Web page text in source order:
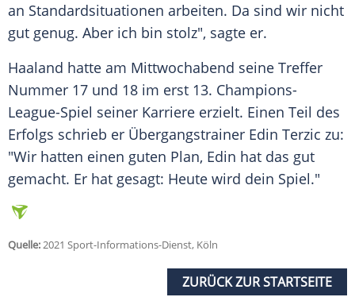
an Standardsituationen arbeiten. Da sind wir nicht
gut genug. Aber ich bin stolz", sagte er.
Haaland hatte am Mittwochabend seine Treffer
Nummer 17 und 18 im erst 13. Champions-
League-Spiel seiner Karriere erzielt. Einen Teil des
Erfolgs schrieb er Übergangstrainer Edin Terzic zu:
"Wir hatten einen guten Plan, Edin hat das gut
gemacht. Er hat gesagt: Heute wird dein Spiel."
Quelle:2021 Sport-Informations-Dienst, Köln
ZURÜCK ZUR STARTSEITE